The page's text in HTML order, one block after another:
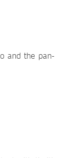
and the pan-